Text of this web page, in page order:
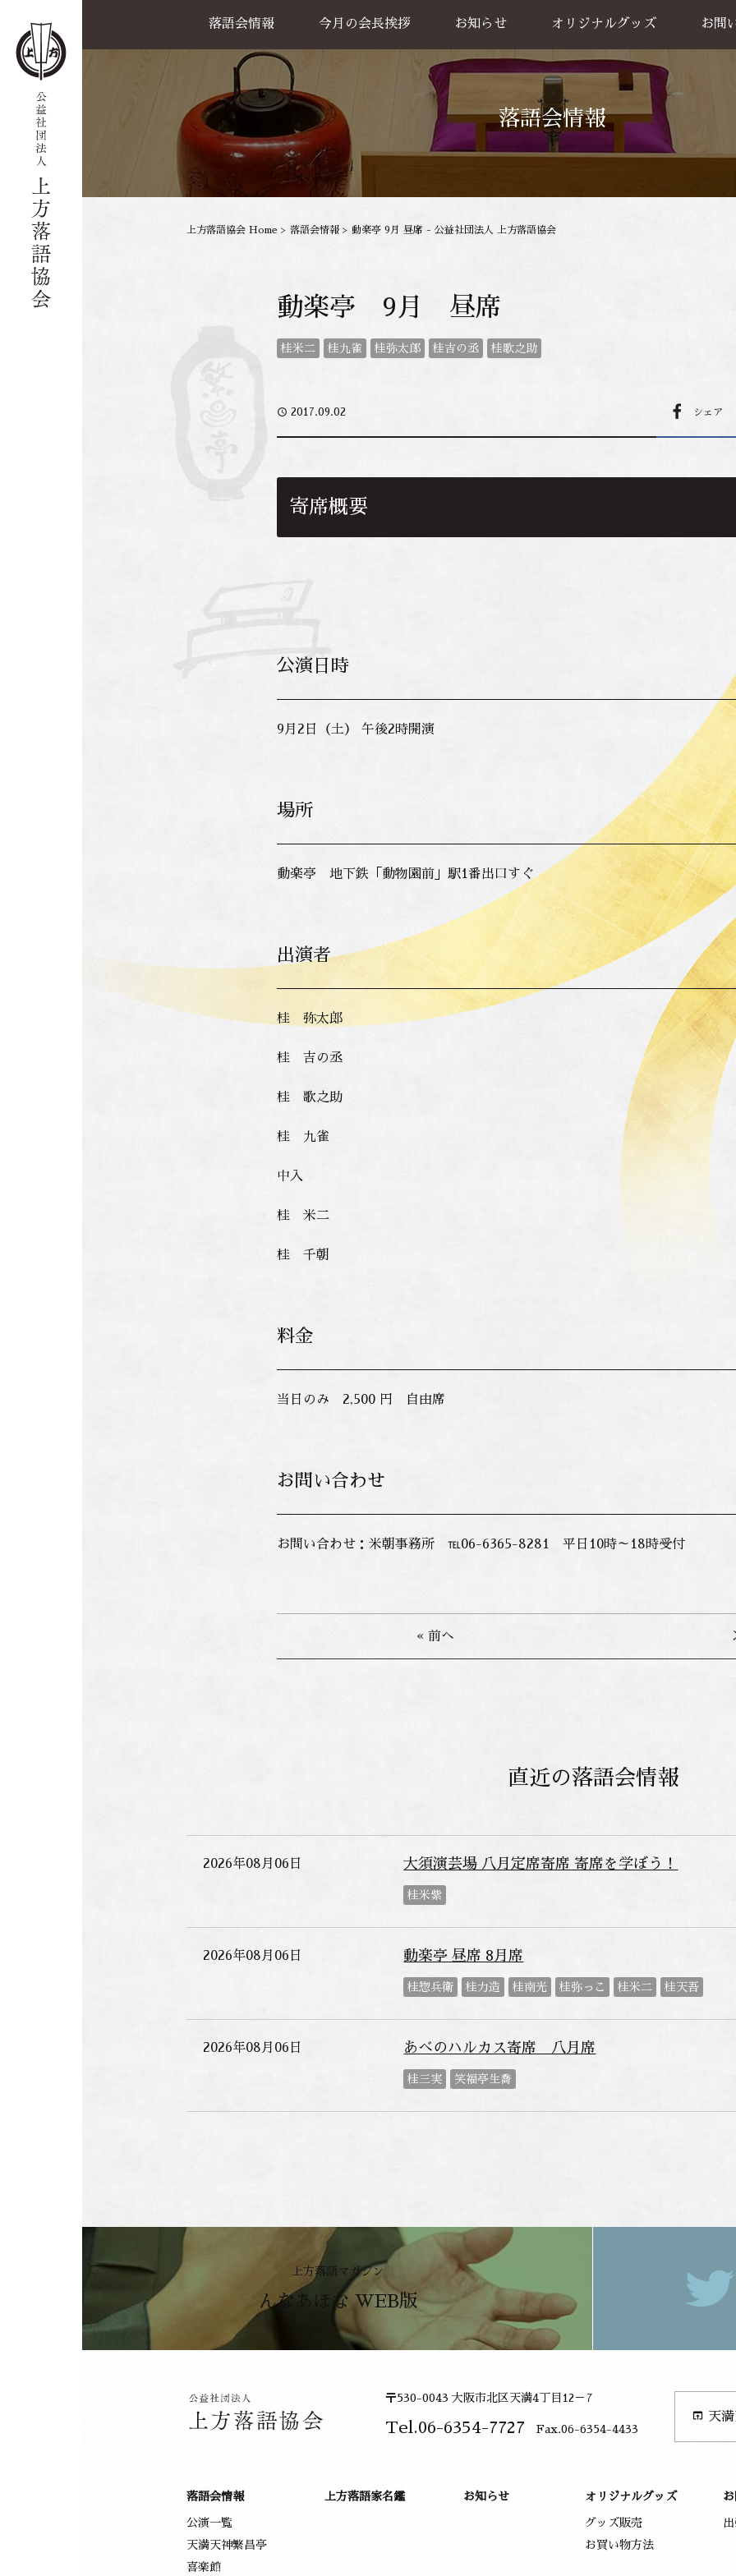
落語会情報
公演一覧
天満天神繁昌亭
喜楽館
島之内寄席
協力事業
今月の会長挨拶 お知らせ オリジナルグッズ
グッズ販売
お買い物方法
お問
落語会情報
上方落語協会 Home > 落語会情報 > 動楽亭 9月 昼席 - 公益社団法人 上方落語協会
動楽亭 9月 昼席
桂米二 桂九雀 桂弥太郎 桂吉の丞 桂歌之助
access_time 2017.09.02 シェア
寄席概要
公演日時
9月2日（土） 午後2時開演
場所
動楽亭 地下鉄「動物園前」駅1番出口すぐ
出演者
桂 弥太郎
桂 吉の丞
桂 歌之助
桂 九雀
中入
桂 米二
桂 千朝
料金
当日のみ 2,500 円 自由席
お問い合わせ
お問い合わせ：米朝事務所 ℡06-6365-8281 平日10時～18時受付
« 前へ
直近の落語会情報
2026年08月06日 大須演芸場 八月定席寄席 寄席を学ぼう！
桂米紫
2026年08月06日 動楽亭 昼席 8月席
桂惣兵衛 桂力造 桂南光 桂弥っこ 桂米二 桂天吾
2026年08月06日 あべのハルカス寄席 八月席
桂三実 笑福亭生喬
上方落語マガジン
んなあほな WEB版
〒530-0043 大阪市北区天満4丁目12－7
Tel.06-6354-7727 Fax.06-6354-4433
open_in_browser 天
落語会情報
公演一覧
天満天神繁昌亭
喜楽館
上方落語家名鑑 お知らせ オリジナルグッズ
グッズ販売
お買い物方法